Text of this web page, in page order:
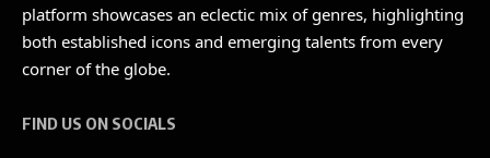
platform showcases an eclectic mix of genres, highlighting
both established icons and emerging talents from every
corner of the globe.
FIND US ON SOCIALS